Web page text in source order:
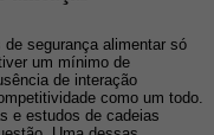
segurança alimentar só
um mínimo de
de interação
como um todo.
e estudos de cadeias